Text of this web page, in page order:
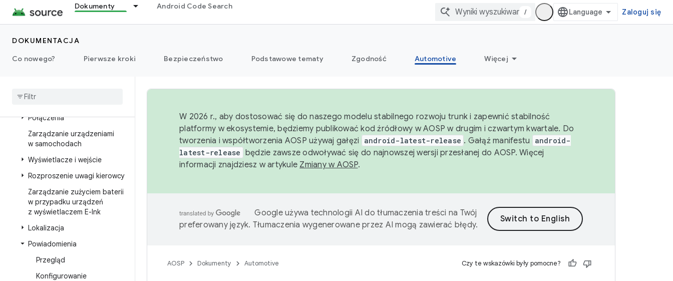
Dokumenty Android Code Search
/ Zaloguj się
DOKUMENTACJA
Co nowego?
Pierwsze kroki Bezpieczeństwo Podstawowe tematy Zgodność Automotive Więcej
Zgodność aplikacji
Dźwięk
Okna z skalowalnym
Ustawienia samochodu
Połączenia
Zarządzanie urządzeniami
w samochodach
Wyświetlacze i wejście
Rozproszenie uwagi kierowcy
Zarządzanie zużyciem baterii
w przypadku urządzeń
z wyświetlaczem E-Ink
Lokalizacja
Powiadomienia
Przegląd
Konfigurowanie
W 2026 r., aby dostosować się do naszego modelu stabilnego rozwoju trunk i zapewnić stabilność
platformy w ekosystemie, będziemy publikować kod źródłowy w AOSP w drugim i czwartym kwartale. Do
tworzenia i współtworzenia AOSP używaj gałęzi
android-latest-release . Gałąź manifestu
android-
latest-release będzie zawsze odwoływać się do najnowszej wersji przesłanej do AOSP. Więcej
informacji znajdziesz w artykule Zmiany w AOSP.
Google używa technologii AI do tłumaczenia treści na Twój
preferowany język. Tłumaczenia wygenerowane przez AI mogą zawierać błędy.
AOSP Dokumenty Automotive Czy te wskazówki były pomocne?